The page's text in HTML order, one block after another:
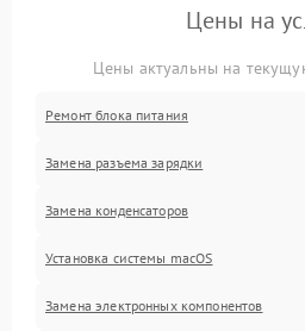
Цены на
Цены актуальны на
Ремонт блока питания
Замена разъема зарядки
Замена конденсаторов
Установка системы macOS
Замена электронных компонентов